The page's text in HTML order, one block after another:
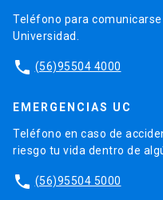
Teléfono para
Universidad.
phone (56)95504 4000
EMERGENCIAS UC
Teléfono en caso de
riesgo tu vida dentro de
phone (56)95504 5000